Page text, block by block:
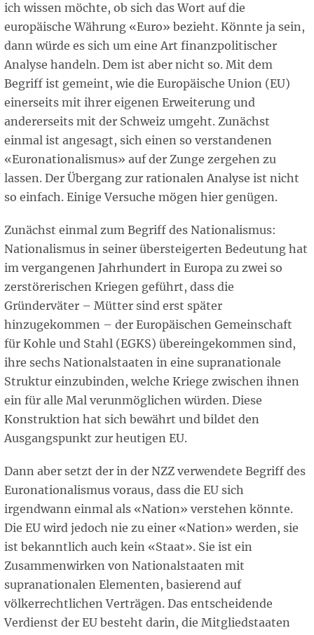
ich wissen möchte, ob sich das Wort auf die
europäische Währung «Euro» bezieht. Könnte ja sein,
dann würde es sich um eine Art finanzpolitischer
Analyse handeln. Dem ist aber nicht so. Mit dem
Begriff ist gemeint, wie die Europäische Union (EU)
einerseits mit ihrer eigenen Erweiterung und
andererseits mit der Schweiz umgeht. Zunächst
einmal ist angesagt, sich einen so verstandenen
«Euronationalismus» auf der Zunge zergehen zu
lassen. Der Übergang zur rationalen Analyse ist nicht
so einfach. Einige Versuche mögen hier genügen.
Zunächst einmal zum Begriff des Nationalismus:
Nationalismus in seiner übersteigerten Bedeutung hat
im vergangenen Jahrhundert in Europa zu zwei so
zerstörerischen Kriegen geführt, dass die
Gründerväter – Mütter sind erst später
hinzugekommen – der Europäischen Gemeinschaft
für Kohle und Stahl (EGKS) übereingekommen sind,
ihre sechs Nationalstaaten in eine supranationale
Struktur einzubinden, welche Kriege zwischen ihnen
ein für alle Mal verunmöglichen würden. Diese
Konstruktion hat sich bewährt und bildet den
Ausgangspunkt zur heutigen EU.
Dann aber setzt der in der NZZ verwendete Begriff des
Euronationalismus voraus, dass die EU sich
irgendwann einmal als «Nation» verstehen könnte.
Die EU wird jedoch nie zu einer «Nation» werden, sie
ist bekanntlich auch kein «Staat». Sie ist ein
Zusammenwirken von Nationalstaaten mit
supranationalen Elementen, basierend auf
völkerrechtlichen Verträgen. Das entscheidende
Verdienst der EU besteht darin, die Mitgliedstaaten